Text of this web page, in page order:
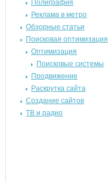
Полиграфия
Реклама в метро
Обзорные статьи
Поисковая оптимизация
Оптимизация
Поисковые системы
Продвижение
Раскрутка сайта
Создание сайтов
ТВ и радио